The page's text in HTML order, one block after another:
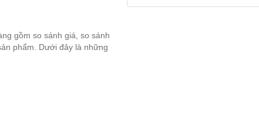
gồm so sánh giá, so sánh
phẩm. Dưới đây là những